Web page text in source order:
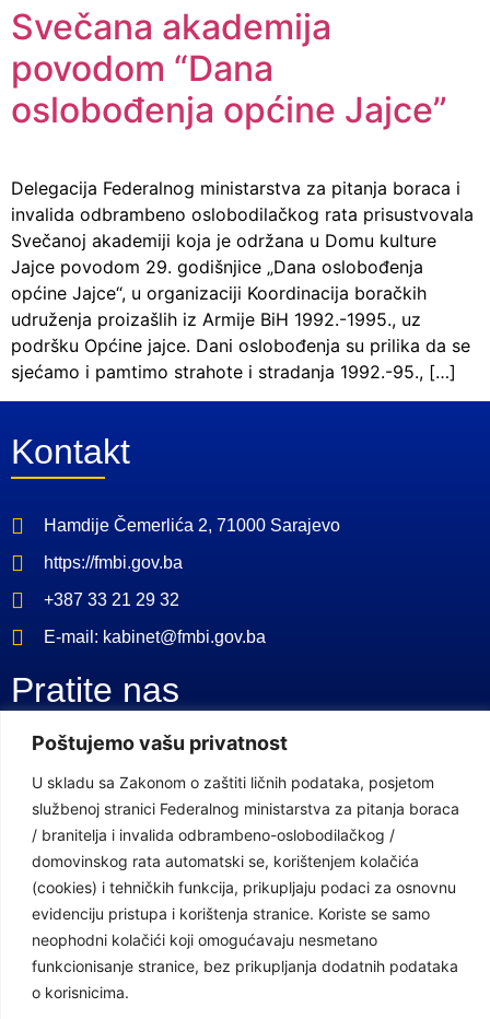
Poštujemo vašu privatnost
U skladu sa Zakonom o zaštiti ličnih podataka, posjetom
službenoj stranici Federalnog ministarstva za pitanja boraca
/ branitelja i invalida odbrambeno-oslobodilačkog /
domovinskog rata automatski se, korištenjem kolačića
(cookies) i tehničkih funkcija, prikupljaju podaci za osnovnu
evidenciju pristupa i korištenja stranice. Koriste se samo
neophodni kolačići koji omogućavaju nesmetano
funkcionisanje stranice, bez prikupljanja dodatnih podataka
o korisnicima.
Svečana akademija
povodom “Dana
oslobođenja općine Jajce”
Delegacija Federalnog ministarstva za pitanja boraca i
invalida odbrambeno oslobodilačkog rata prisustvovala
Svečanoj akademiji koja je održana u Domu kulture
Jajce povodom 29. godišnjice „Dana oslobođenja
općine Jajce“, u organizaciji Koordinacija boračkih
udruženja proizašlih iz Armije BiH 1992.-1995., uz
podršku Općine jajce. Dani oslobođenja su prilika da se
sjećamo i pamtimo strahote i stradanja 1992.-95., […]
Kontakt
Hamdije Čemerlića 2, 71000 Sarajevo
https://fmbi.gov.ba
+387 33 21 29 32
E-mail: kabinet@fmbi.gov.ba
Pratite nas
Youtube Kanal
Linkovi
Vlada Federacije Bosne i Hercegovine
Federalno ministarstvo finansija
Federalni zavod za penzijsko i invalidsko osiguranje